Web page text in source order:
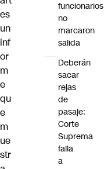
es
un
inf
or
m
e
qu
e
m
ue
str
funcionarios
no
marcaron
salida
Deberán
sacar
rejas
de
pasaje:
Corte
Suprema
falla
a